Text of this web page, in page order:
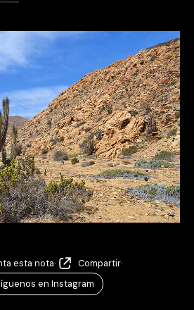
esta nota· Compartir·
en Instagram